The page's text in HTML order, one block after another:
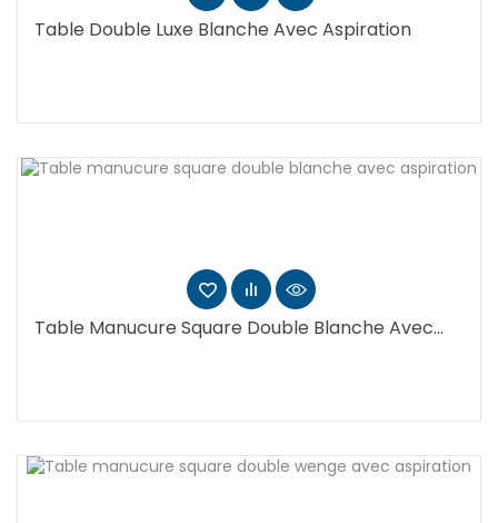
Table Double Luxe Blanche Avec Aspiration
Table Manucure Square Double Blanche Avec...